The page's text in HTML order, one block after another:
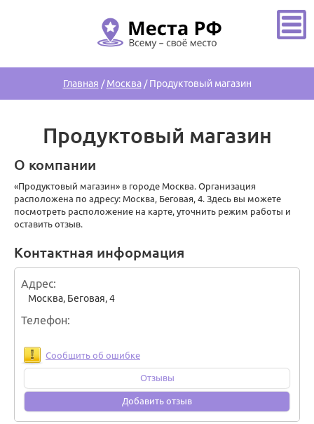
Главная /Москва/Продуктовый магазин
Продуктовый магазин
О компании
«Продуктовый магазин» в городе Москва. Организация
расположена по адресу: Москва, Беговая, 4. Здесь вы можете
посмотреть расположение на карте, уточнить режим работы и
оставить отзыв.
Контактная информация
Адрес
Москва, Беговая, 4
Телефон
Сообщить об ошибке
Отзывы
Добавить отзыв